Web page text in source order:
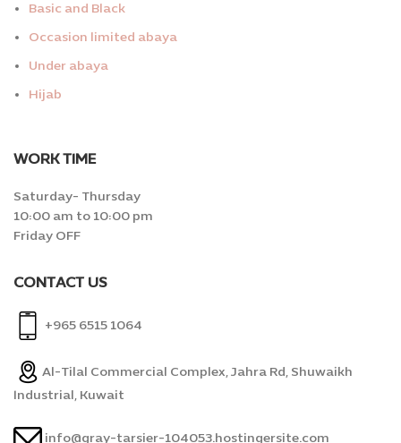
Basic and Black
Occasion limited abaya
Under abaya
Hijab
WORK TIME
Saturday- Thursday
10:00 am to 10:00 pm
Friday OFF
CONTACT US
+965 6515 1064
Al-Tilal Commercial Complex, Jahra Rd, Shuwaikh
Industrial, Kuwait
info@gray-tarsier-104053.hostingersite.com